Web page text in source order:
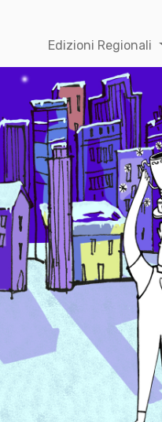
Edizioni Regionali